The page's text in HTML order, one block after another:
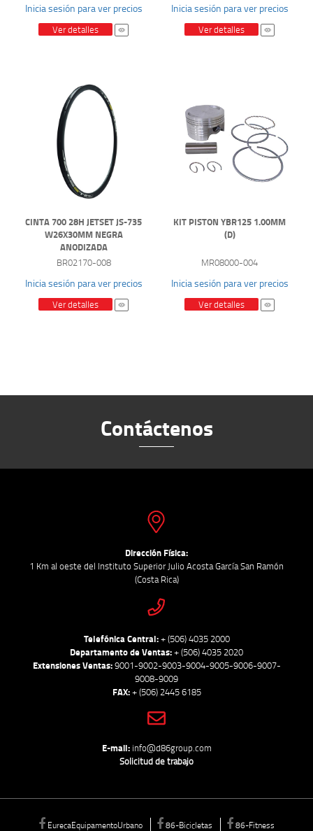
Inicia sesión para ver precios
Ver detalles
Inicia sesión para ver precios
Ver detalles
CINTA 700 28H JETSET JS-735
W26X30MM NEGRA
ANODIZADA
BR02170-008
Inicia sesión para ver precios
Ver detalles
KIT PISTON YBR125 1.00MM
(D)
MR08000-004
Inicia sesión para ver precios
Ver detalles
Contáctenos
Dirección Física:
1 Km al oeste del Instituto Superior Julio Acosta García San Ramón
(Costa Rica)
Telefónica Central:+ (506) 4035 2000
Departamento de Ventas:+ (506) 4035 2020
Extensiones Ventas:9001-9002-9003-9004-9005-9006-9007-
9008-9009
FAX:+ (506) 2445 6185
E-mail: info@d86group.com
Solicitud de trabajo
EurecaEquipamentoUrbano 86-Bicicletas 86-Fitness